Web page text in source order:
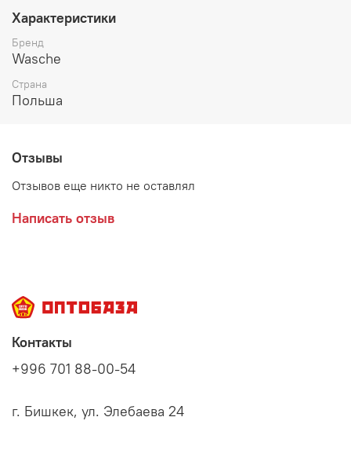
защищает от образования последующих загрязнений.
Дезинфицирующие свойства помогают эффективно
удалять бактерии и грибки, растущие на стенках
унитаза. Их гелеобразная консистенция намного
рынке.
Характеристики
Бренд
Wasche
Страна
Польша
Отзывы
Отзывов еще никто не оставлял
Написать отзыв
Контакты
+996 701 88-00-54
г. Бишкек, ул. Элебаева 24